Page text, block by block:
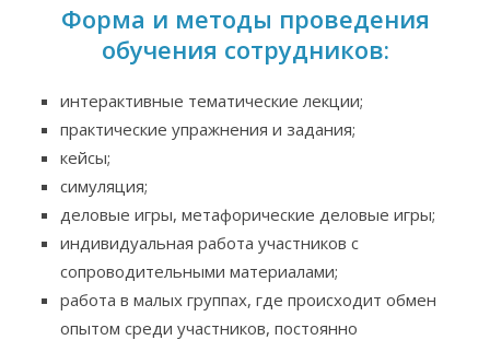
Форма и методы проведения
обучения сотрудников:
интерактивные тематические лекции;
практические упражнения и задания;
кейсы;
симуляция;
деловые игры, метафорические деловые игры;
индивидуальная работа участников с
сопроводительными материалами;
работа в малых группах, где происходит обмен
опытом среди участников, постоянно